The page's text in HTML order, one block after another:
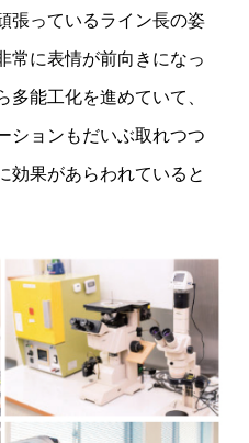
張っているライン長の姿
常に表情が前向きになっ
多能工化を進めていて、
ションもだいぶ取れつつ
効果があらわれていると